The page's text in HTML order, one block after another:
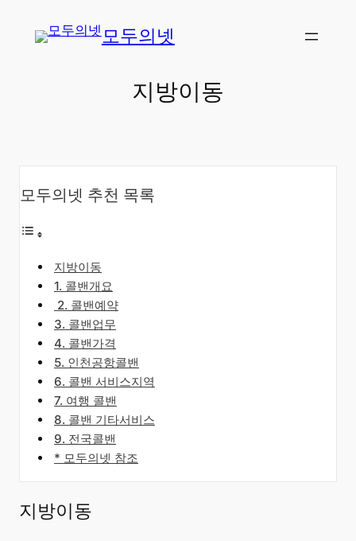
모두의넷
지방이동
모두의넷 추천 목록
지방이동
​1. 콜밴개요
​2. 콜밴예약
3. 콜밴업무
4. 콜밴가격
5. 인천공항콜밴
6. 콜밴 서비스지역
7. 여행 콜밴
8. 콜밴 기타서비스
9. 전국콜밴
* 모두의넷 참조
지방이동